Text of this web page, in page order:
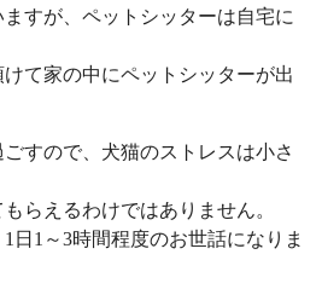
すが、ペットシッターは自宅に
て家の中にペットシッターが出
すので、犬猫のストレスは小さ
らえるわけではありません。
日1～3時間程度のお世話になりま